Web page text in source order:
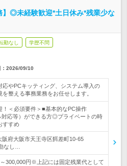
】◎未経験歓迎*土日休み*残業少な
勤なし 学歴不問
2026/09/10
応やPCキッティング、システム導入の
整える事務業務をお任せします。
＜必須要件＞■基本的なPC操作
対応等）ができる方◎プライベートの時
すすめ
府大阪市天王寺区餌差町10-65
なし…
～300,000円※上記には固定残業代として